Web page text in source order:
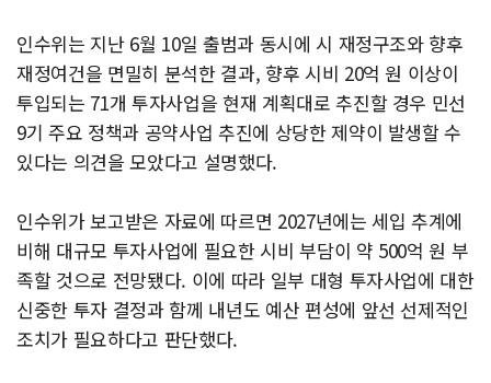
인수위는 지난 6월 10일 출범과 동시에 시 재정구조와 향후
재정여건을 면밀히 분석한 결과, 향후 시비 20억 원 이상이
투입되는 71개 투자사업을 현재 계획대로 추진할 경우 민선
9기 주요 정책과 공약사업 추진에 상당한 제약이 발생할 수
있다는 의견을 모았다고 설명했다.
인수위가 보고받은 자료에 따르면 2027년에는 세입 추계에
비해 대규모 투자사업에 필요한 시비 부담이 약 500억 원 부
족할 것으로 전망됐다. 이에 따라 일부 대형 투자사업에 대한
신중한 투자 결정과 함께 내년도 예산 편성에 앞선 선제적인
조치가 필요하다고 판단했다.